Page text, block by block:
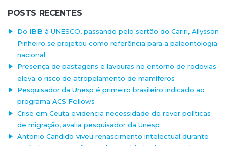
POSTS RECENTES
Do IBB à UNESCO, passando pelo sertão do Cariri, Allysson
Pinheiro se projetou como referência para a paleontologia
nacional
Presença de pastagens e lavouras no entorno de rodovias
eleva o risco de atropelamento de mamíferos
Pesquisador da Unesp é primeiro brasileiro indicado ao
programa ACS Fellows
Crise em Ceuta evidencia necessidade de rever políticas
de migração, avalia pesquisador da Unesp
Antonio Candido viveu renascimento intelectual durante